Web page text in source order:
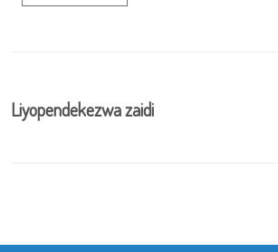
Liyopendekezwa zaidi